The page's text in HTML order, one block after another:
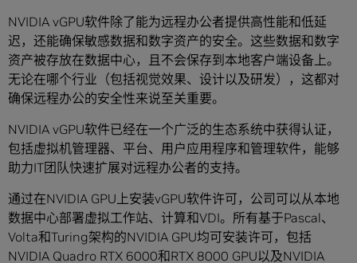
NVIDIA vGPU软件除了能为远程办公者提供高性能和低延
迟，还能确保敏感数据和数字资产的安全。这些数据和数字
资产被存放在数据中心，且不会保存到本地客户端设备上。
无论在哪个行业（包括视觉效果、设计以及研发），这都对
确保远程办公的安全性来说至关重要。
NVIDIA vGPU软件已经在一个广泛的生态系统中获得认证，
包括虚拟机管理器、平台、用户应用程序和管理软件，能够
助力IT团队快速扩展对远程办公者的支持。
通过在NVIDIA GPU上安装vGPU软件许可，公司可以从本地
数据中心部署虚拟工作站、计算和VDI。所有基于Pascal、
Volta和Turing架构的NVIDIA GPU均可安装许可，包括
NVIDIA Quadro RTX 6000和RTX 8000 GPU以及NVIDIA